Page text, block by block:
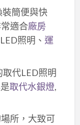
簡便與快
適合廠房
照明、 運
代LED照明
取代水銀燈,
所，大致可